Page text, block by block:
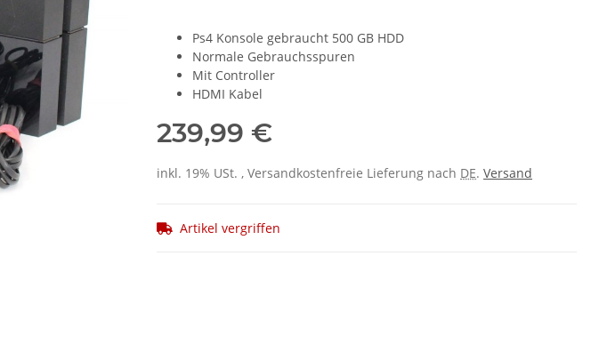
Ps4 Konsole gebraucht 500 GB HDD
Normale Gebrauchsspuren
Mit Controller
HDMI Kabel
239,99 €
inkl. 19% USt. , Versandkostenfreie Lieferung nach DE. Versand
Artikel vergriffen